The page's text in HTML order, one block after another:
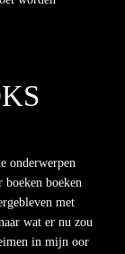
onderwerpen
boeken boeken
met
wat er nu zou
in mijn oor